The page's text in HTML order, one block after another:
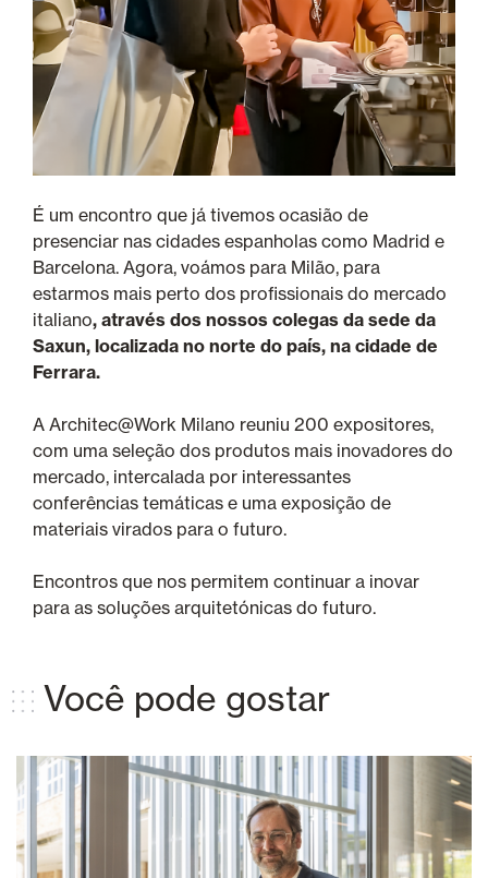
É um encontro que já tivemos ocasião de
presenciar nas cidades espanholas como Madrid e
Barcelona. Agora, voámos para Milão, para
estarmos mais perto dos profissionais do mercado
italiano, através dos nossos colegas da sede da
Saxun, localizada no norte do país, na cidade de
Ferrara.
A Architec@Work Milano reuniu 200 expositores,
com uma seleção dos produtos mais inovadores do
mercado, intercalada por interessantes
conferências temáticas e uma exposição de
materiais virados para o futuro.
Encontros que nos permitem continuar a inovar
para as soluções arquitetónicas do futuro.
Você pode gostar